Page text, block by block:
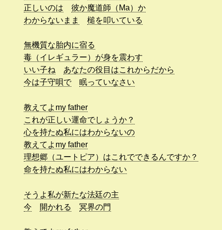
正しいのは
彼か魔道師（Ma）か
わからないまま
槌を叩いている
無機質な胎内に宿る
毒（イレギュラー）が身を震わす
いい子ね
あなたの役目はこれからだから
今は子守唄で
眠っていなさい
教えてよmy father
これが正しい運命でしょうか？
心を持たぬ私にはわからないの
教えてよmy father
理想郷（ユートピア）はこれでできるんですか？
命を持たぬ私にはわからない
そうよ私が新たな法廷の主
今
開かれる 冥界の門